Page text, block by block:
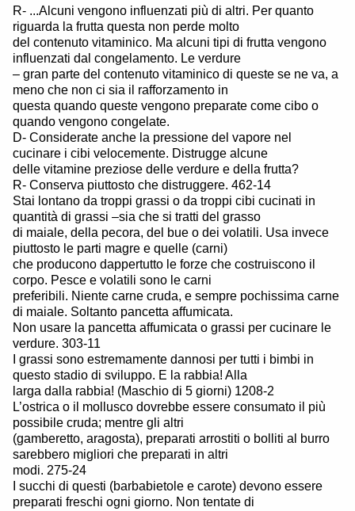
R- ...Alcuni vengono influenzati più di altri. Per quanto
riguarda la frutta questa non perde molto
del contenuto vitaminico. Ma alcuni tipi di frutta vengono
influenzati dal congelamento. Le verdure
– gran parte del contenuto vitaminico di queste se ne va, a
meno che non ci sia il rafforzamento in
questa quando queste vengono preparate come cibo o
quando vengono congelate.
D- Considerate anche la pressione del vapore nel
cucinare i cibi velocemente. Distrugge alcune
delle vitamine preziose delle verdure e della frutta?
R- Conserva piuttosto che distruggere. 462-14
Stai lontano da troppi grassi o da troppi cibi cucinati in
quantità di grassi –sia che si tratti del grasso
di maiale, della pecora, del bue o dei volatili. Usa invece
piuttosto le parti magre e quelle (carni)
che producono dappertutto le forze che costruiscono il
corpo. Pesce e volatili sono le carni
preferibili. Niente carne cruda, e sempre pochissima carne
di maiale. Soltanto pancetta affumicata.
Non usare la pancetta affumicata o grassi per cucinare le
verdure. 303-11
I grassi sono estremamente dannosi per tutti i bimbi in
questo stadio di sviluppo. E la rabbia! Alla
larga dalla rabbia! (Maschio di 5 giorni) 1208-2
L’ostrica o il mollusco dovrebbe essere consumato il più
possibile cruda; mentre gli altri
(gamberetto, aragosta), preparati arrostiti o bolliti al burro
sarebbero migliori che preparati in altri
modi. 275-24
I succhi di questi (barbabietole e carote) devono essere
preparati freschi ogni giorno. Non tentate di